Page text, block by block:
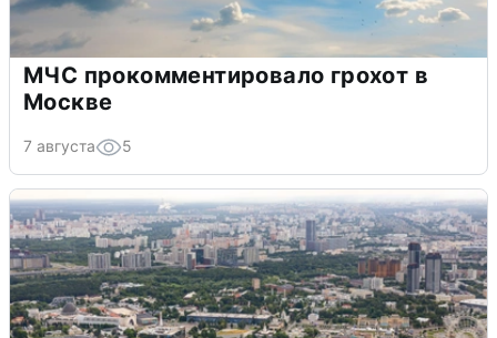
МЧС прокомментировало грохот в
Москве
7 августа 5